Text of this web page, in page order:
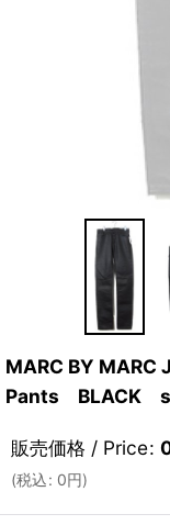
MARC BY MARC
Pants BLACK
販売価格 / Price:
(税込: 0円)